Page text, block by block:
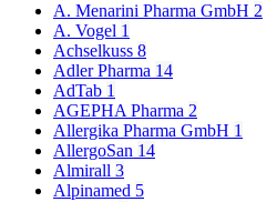
A. Menarini Pharma GmbH 2
A. Vogel 1
Achselkuss 8
Adler Pharma 14
AdTab 1
AGEPHA Pharma 2
Allergika Pharma GmbH 1
AllergoSan 14
Almirall 3
Alpinamed 5